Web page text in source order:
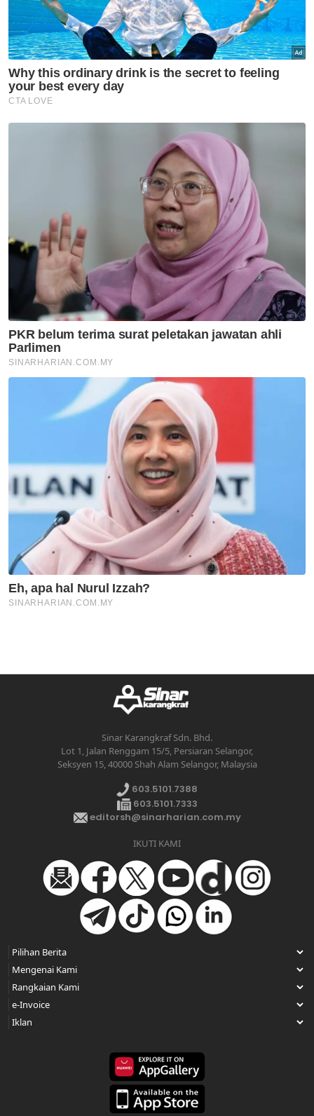
Sinar Karangkraf Sdn. Bhd.
Lot 1, Jalan Renggam 15/5, Persiaran Selangor,
Seksyen 15, 40000 Shah Alam Selangor, Malaysia
603.5101.7388
603.5101.7333
editorsh@sinarharian.com.my
IKUTI KAMI